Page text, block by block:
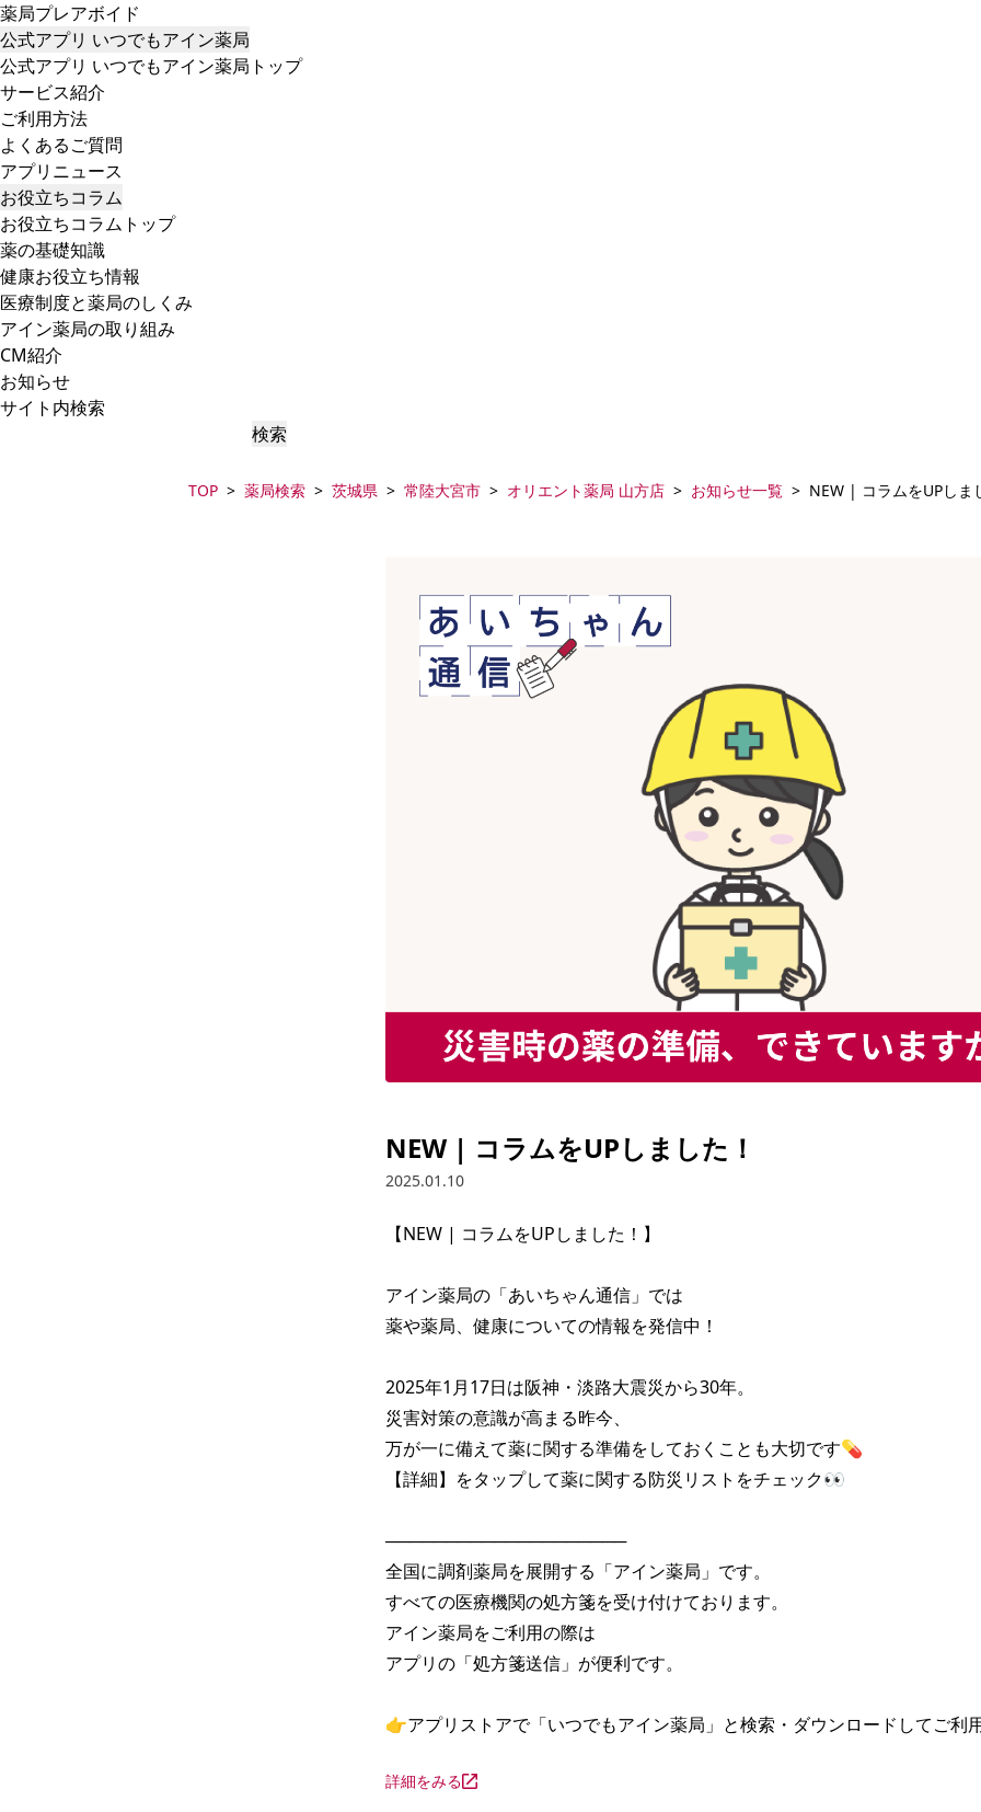
薬局プレアボイド
公式アプリ いつでもアイン薬局
公式アプリ いつでもアイン薬局トップ
サービス紹介
ご利用方法
よくあるご質問
アプリニュース
お役立ちコラム
お役立ちコラムトップ
薬の基礎知識
健康お役立ち情報
医療制度と薬局のしくみ
アイン薬局の取り組み
CM紹介
お知らせ
サイト内検索
検索
TOP 薬局検索 茨城県 常陸大宮市 オリエント薬局 山方店 お知らせ一覧 NEW | コラムをUPしま
NEW | コラムをUPしました！
2025.01.10
【NEW | コラムをUPしました！】
アイン薬局の「あいちゃん通信」では
薬や薬局、健康についての情報を発信中！
2025年1月17日は阪神・淡路大震災から30年。
災害対策の意識が高まる昨今、
万が一に備えて薬に関する準備をしておくことも大切です💊
【詳細】をタップして薬に関する防災リストをチェック👀
────────────────────
全国に調剤薬局を展開する「アイン薬局」です。
すべての医療機関の処方箋を受け付けております。
アイン薬局をご利用の際は
アプリの「処方箋送信」が便利です。
👉アプリストアで「いつでもアイン薬局」と検索・ダウンロードしてご利
詳細をみる